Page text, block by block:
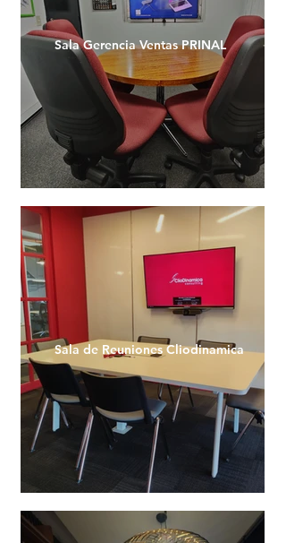
Sala Gerencia Ventas PRINAL
Sala de Reuniones Cliodinamica